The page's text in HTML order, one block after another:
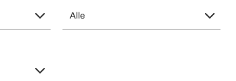
Alle